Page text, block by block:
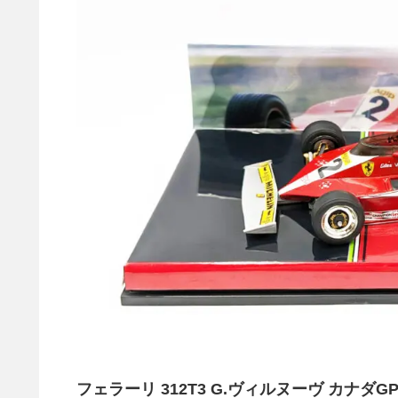
フェラーリ 312T3 G.ヴィルヌーヴ カナダGP